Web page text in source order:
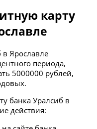
карту
в Ярославле
периода,
5000000 рублей,
банка Уралсиб в
действия: